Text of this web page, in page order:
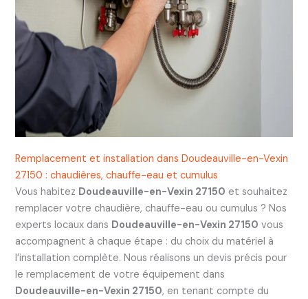
Remplacement et installation dans Doudeauville-en-Vexin
27150 : chaudières, chauffe-eau et cumulus
Vous habitez Doudeauville-en-Vexin 27150 et souhaitez
remplacer votre chaudière, chauffe-eau ou cumulus ? Nos
experts locaux dans Doudeauville-en-Vexin 27150 vous
accompagnent à chaque étape : du choix du matériel à
l’installation complète. Nous réalisons un devis précis pour
le remplacement de votre équipement dans
Doudeauville-en-Vexin 27150, en tenant compte du